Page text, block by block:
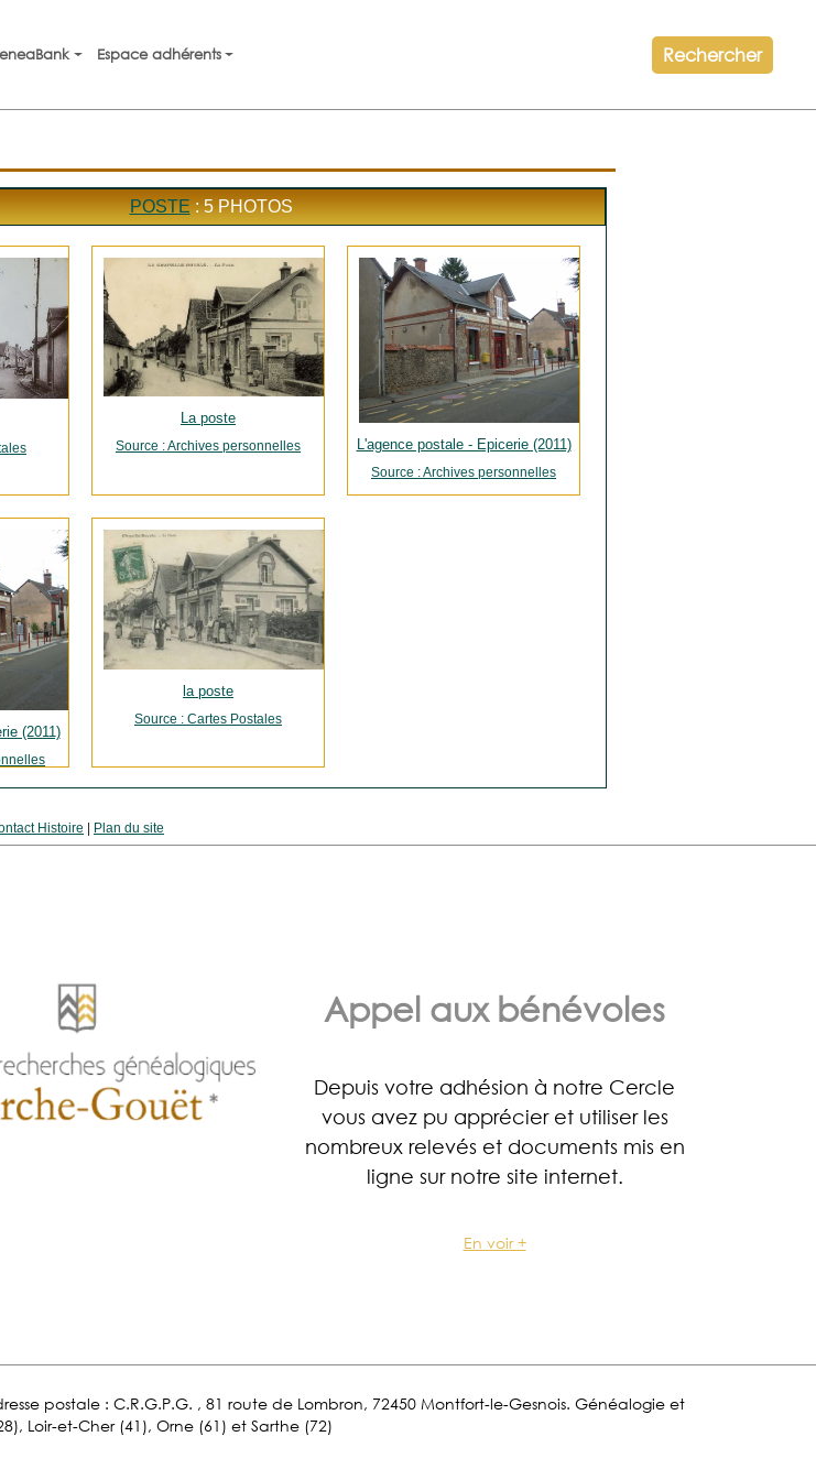
Espace adhérents Rechercher
POSTE: 5 PHOTOS
La poste
Source : Archives personnelles L'agence postale - Epicerie (2011)
Source : Archives personnelles
(2011)
la poste
Source : Cartes Postales
Histoire Plan du site
Appel aux bénévoles
Depuis votre adhésion à notre Cercle
vous avez pu apprécier et utiliser les
nombreux relevés et documents mis en
ligne sur notre site internet.
En voir +
postale : C.R.G.P.G. , 81 route de Lombron, 72450 Montfort-le-Gesnois. Généalogie et
Loir-et-Cher (41), Orne (61) et Sarthe (72)